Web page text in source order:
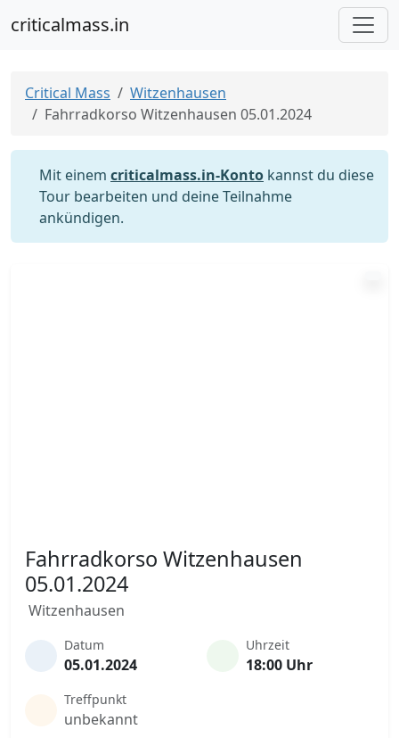
criticalmass.in
Critical Mass
Witzenhausen
Fahrradkorso Witzenhausen 05.01.2024
Mit einem criticalmass.in-Konto kannst du diese
Tour bearbeiten und deine Teilnahme
ankündigen.
Fahrradkorso Witzenhausen
05.01.2024
Witzenhausen
Datum
05.01.2024
Uhrzeit
18:00 Uhr
Treffpunkt
unbekannt